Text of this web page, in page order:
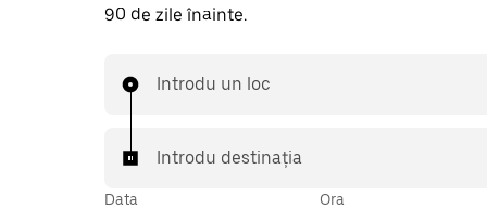
90 de zile înainte.
Introdu un loc
Introdu destinația
Data Ora